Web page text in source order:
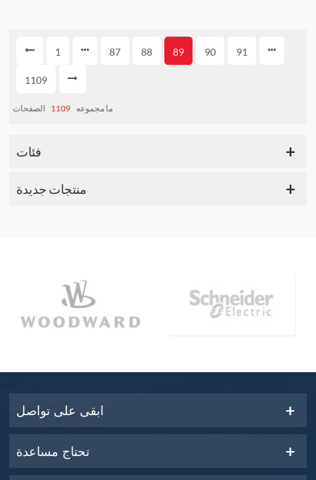
1 87 88 89 90 91
1109
ما مجموعه 1109 الصفحات
فئات
منتجات جديدة
ابقى على تواصل
تحتاج مساعدة